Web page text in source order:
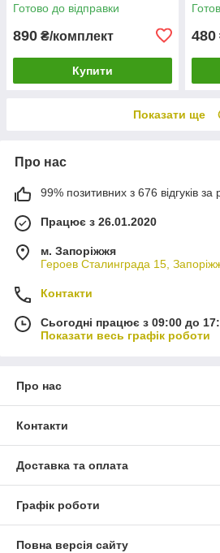
Готово до відправки
890 ₴/комплект
Купити
480
Показати ще
Про нас
99% позитивних з 676 відгуків за
Працює з 26.01.2020
м. Запоріжжя
Героев Сталинграда 15,
Контакти
Сьогодні працює з 09:00 до
Показати весь графік роботи
Про нас
Контакти
Доставка та оплата
Графік роботи
Повна версія сайту